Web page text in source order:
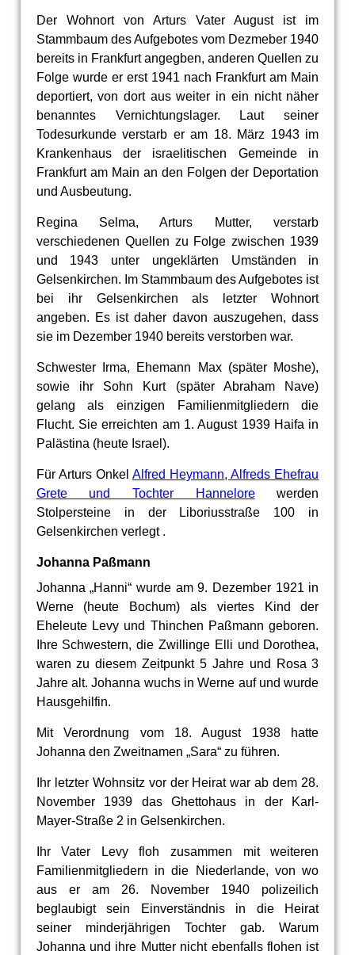
Der Wohnort von Arturs Vater August ist im
Stammbaum des Aufgebotes vom Dezmeber 1940
bereits in Frankfurt angegben, anderen Quellen zu
Folge wurde er erst 1941 nach Frankfurt am Main
deportiert, von dort aus weiter in ein nicht näher
benanntes Vernichtungslager. Laut seiner
Todesurkunde verstarb er am 18. März 1943 im
Krankenhaus der israelitischen Gemeinde in
Frankfurt am Main an den Folgen der Deportation
und Ausbeutung.
Regina Selma, Arturs Mutter, verstarb
verschiedenen Quellen zu Folge zwischen 1939
und 1943 unter ungeklärten Umständen in
Gelsenkirchen. Im Stammbaum des Aufgebotes ist
bei ihr Gelsenkirchen als letzter Wohnort
angeben. Es ist daher davon auszugehen, dass
sie im Dezember 1940 bereits verstorben war.
Schwester Irma, Ehemann Max (später Moshe),
sowie ihr Sohn Kurt (später Abraham Nave)
gelang als einzigen Familienmitgliedern die
Flucht. Sie erreichten am 1. August 1939 Haifa in
Palästina (heute Israel).
Für Arturs Onkel Alfred Heymann, Alfreds Ehefrau
Grete und Tochter Hannelorewerden
Stolpersteine in der Liboriusstraße 100 in
Gelsenkirchen verlegt .
Johanna Paßmann
Johanna „Hanni“ wurde am 9. Dezember 1921 in
Werne (heute Bochum) als viertes Kind der
Eheleute Levy und Thinchen Paßmann geboren.
Ihre Schwestern, die Zwillinge Elli und Dorothea,
waren zu diesem Zeitpunkt 5 Jahre und Rosa 3
Jahre alt. Johanna wuchs in Werne auf und wurde
Hausgehilfin.
Mit Verordnung vom 18. August 1938 hatte
Johanna den Zweitnamen „Sara“ zu führen.
Ihr letzter Wohnsitz vor der Heirat war ab dem 28.
November 1939 das Ghettohaus in der Karl-
Mayer-Straße 2 in Gelsenkirchen.
Ihr Vater Levy floh zusammen mit weiteren
Familienmitgliedern in die Niederlande, von wo
aus er am 26. November 1940 polizeilich
beglaubigt sein Einverständnis in die Heirat
seiner minderjährigen Tochter gab. Warum
Johanna und ihre Mutter nicht ebenfalls flohen ist